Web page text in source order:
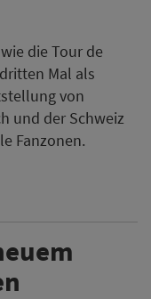
die Tour de
Mal als
von
und der Schweiz
Fanzonen.